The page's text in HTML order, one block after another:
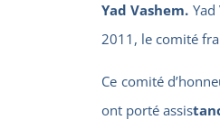
Yad Vashem.
2011, le comité
Ce comité
ont porté assis